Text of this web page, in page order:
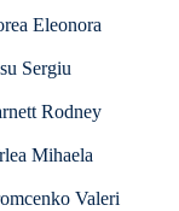
Eleonora
Sergiu
Rodney
Mihaela
Valeri